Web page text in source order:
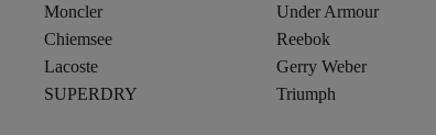
Moncler
Under Armour
Chiemsee
Reebok
Lacoste
Gerry Weber
SUPERDRY
Triumph